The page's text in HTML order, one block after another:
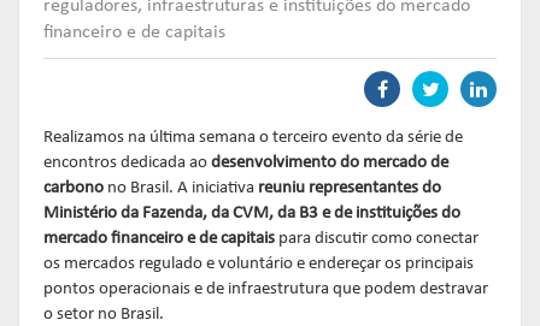
associados
LISTA DE ASSOCIADOS
publicações
NOTÍCIAS
INFORMAR
Links mais acessados:
estatísticas
CONSOLIDADO DIÁRIO DE
FUNDOS
estatísticas
fóruns de representação
grupos consultivos permanentes
MACROECONÔMICO
documentos
NOTÍCIAS
solicitações
HABILITAÇÃO DE
ADMINISTRADORES
códigos
COMO ADERIR
CPA-10, CPA-20 E CEA
reguladores, infraestruturas e instituições do mercado
financeiro e de capitais
Realizamos na última semana o terceiro evento da série de
encontros dedicada ao desenvolvimento do mercado de
carbono no Brasil. A iniciativa reuniu representantes do
Ministério da Fazenda, da CVM, da B3 e de instituições do
mercado financeiro e de capitais para discutir como conectar
os mercados regulado e voluntário e endereçar os principais
pontos operacionais e de infraestrutura que podem destravar
o setor no Brasil.